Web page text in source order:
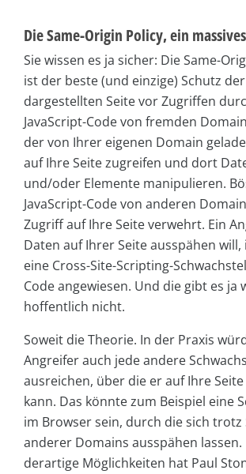
Die Same-Origin Policy, ein
Sie wissen es ja sicher: Die Same-
ist der beste (und einzige) Schutz
dargestellten Seite vor Zugriffen
JavaScript-Code von fremden
der von Ihrer eigenen Domain
auf Ihre Seite zugreifen und dort
und/oder Elemente manipulieren.
JavaScript-Code von anderen
Zugriff auf Ihre Seite verwehrt. Ein
Daten auf Ihrer Seite ausspähen will,
eine Cross-Site-Scripting-
Code angewiesen. Und die gibt es ja
hoffentlich nicht.
Soweit die Theorie. In der Praxis
Angreifer auch jede andere
ausreichen, über die er auf Ihre
kann. Das könnte zum Beispiel eine
im Browser sein, durch die sich trotz
anderer Domains ausspähen lassen.
derartige Möglichkeiten hat Paul